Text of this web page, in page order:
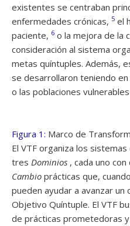
existentes se centraban
enfermedades crónicas, 5 el
paciente, 6 o la mejora de la
consideración al sistema
metas quíntuples. Además,
se desarrollaron teniendo
o las poblaciones vulnerables
Figura 1: Marco de
El VTF organiza los
tres Dominios , cada uno
Cambio prácticas que,
pueden ayudar a avanzar un
Objetivo Quíntuple. El VTF
de prácticas prometedoras